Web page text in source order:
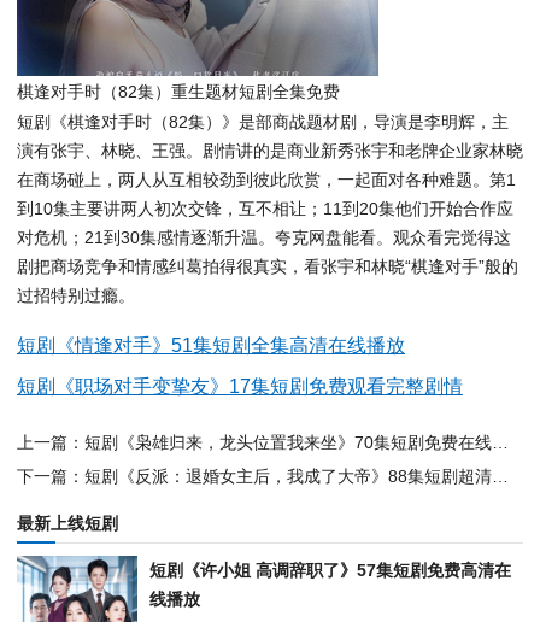
棋逢对手时（82集）重生题材短剧全集免费
短剧《棋逢对手时（82集）》是部商战题材剧，导演是李明辉，主
演有张宇、林晓、王强。剧情讲的是商业新秀张宇和老牌企业家林晓
在商场碰上，两人从互相较劲到彼此欣赏，一起面对各种难题。第1
到10集主要讲两人初次交锋，互不相让；11到20集他们开始合作应
对危机；21到30集感情逐渐升温。夸克网盘能看。观众看完觉得这
剧把商场竞争和情感纠葛拍得很真实，看张宇和林晓“棋逢对手”般的
过招特别过瘾。
短剧《情逢对手》51集短剧全集高清在线播放
短剧《职场对手变挚友》17集短剧免费观看完整剧情
最新上线短剧
短剧《许小姐 高调辞职了》57集短剧免费高清在
线播放